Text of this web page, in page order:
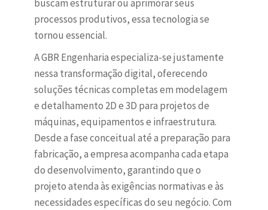
buscam estruturar ou aprimorar seus
processos produtivos, essa tecnologia se
tornou essencial.
A GBR Engenharia especializa-se justamente
nessa transformação digital, oferecendo
soluções técnicas completas em modelagem
e detalhamento 2D e 3D para projetos de
máquinas, equipamentos e infraestrutura.
Desde a fase conceitual até a preparação para
fabricação, a empresa acompanha cada etapa
do desenvolvimento, garantindo que o
projeto atenda às exigências normativas e às
necessidades específicas do seu negócio. Com